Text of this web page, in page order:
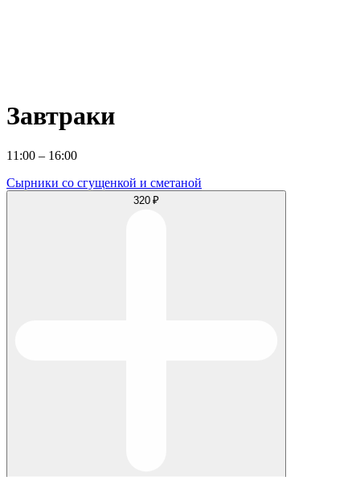
Завтраки
11:00 – 16:00
Сырники со сгущенкой и сметаной
320 ₽